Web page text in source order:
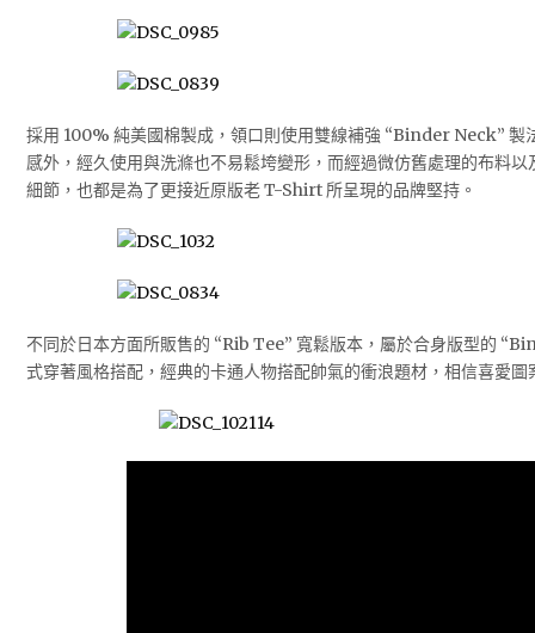
採用 100% 純美國棉製成，領口則使用雙線補強 “Binder Neck” 製
感外，經久使用與洗滌也不易鬆垮變形，而經過微仿舊處理的布料
細節，也都是為了更接近原版老 T-Shirt 所呈現的品牌堅持。
不同於日本方面所販售的 “Rib Tee” 寬鬆版本，屬於合身版型的
式穿著風格搭配，經典的卡通人物搭配帥氣的衝浪題材，相信喜愛